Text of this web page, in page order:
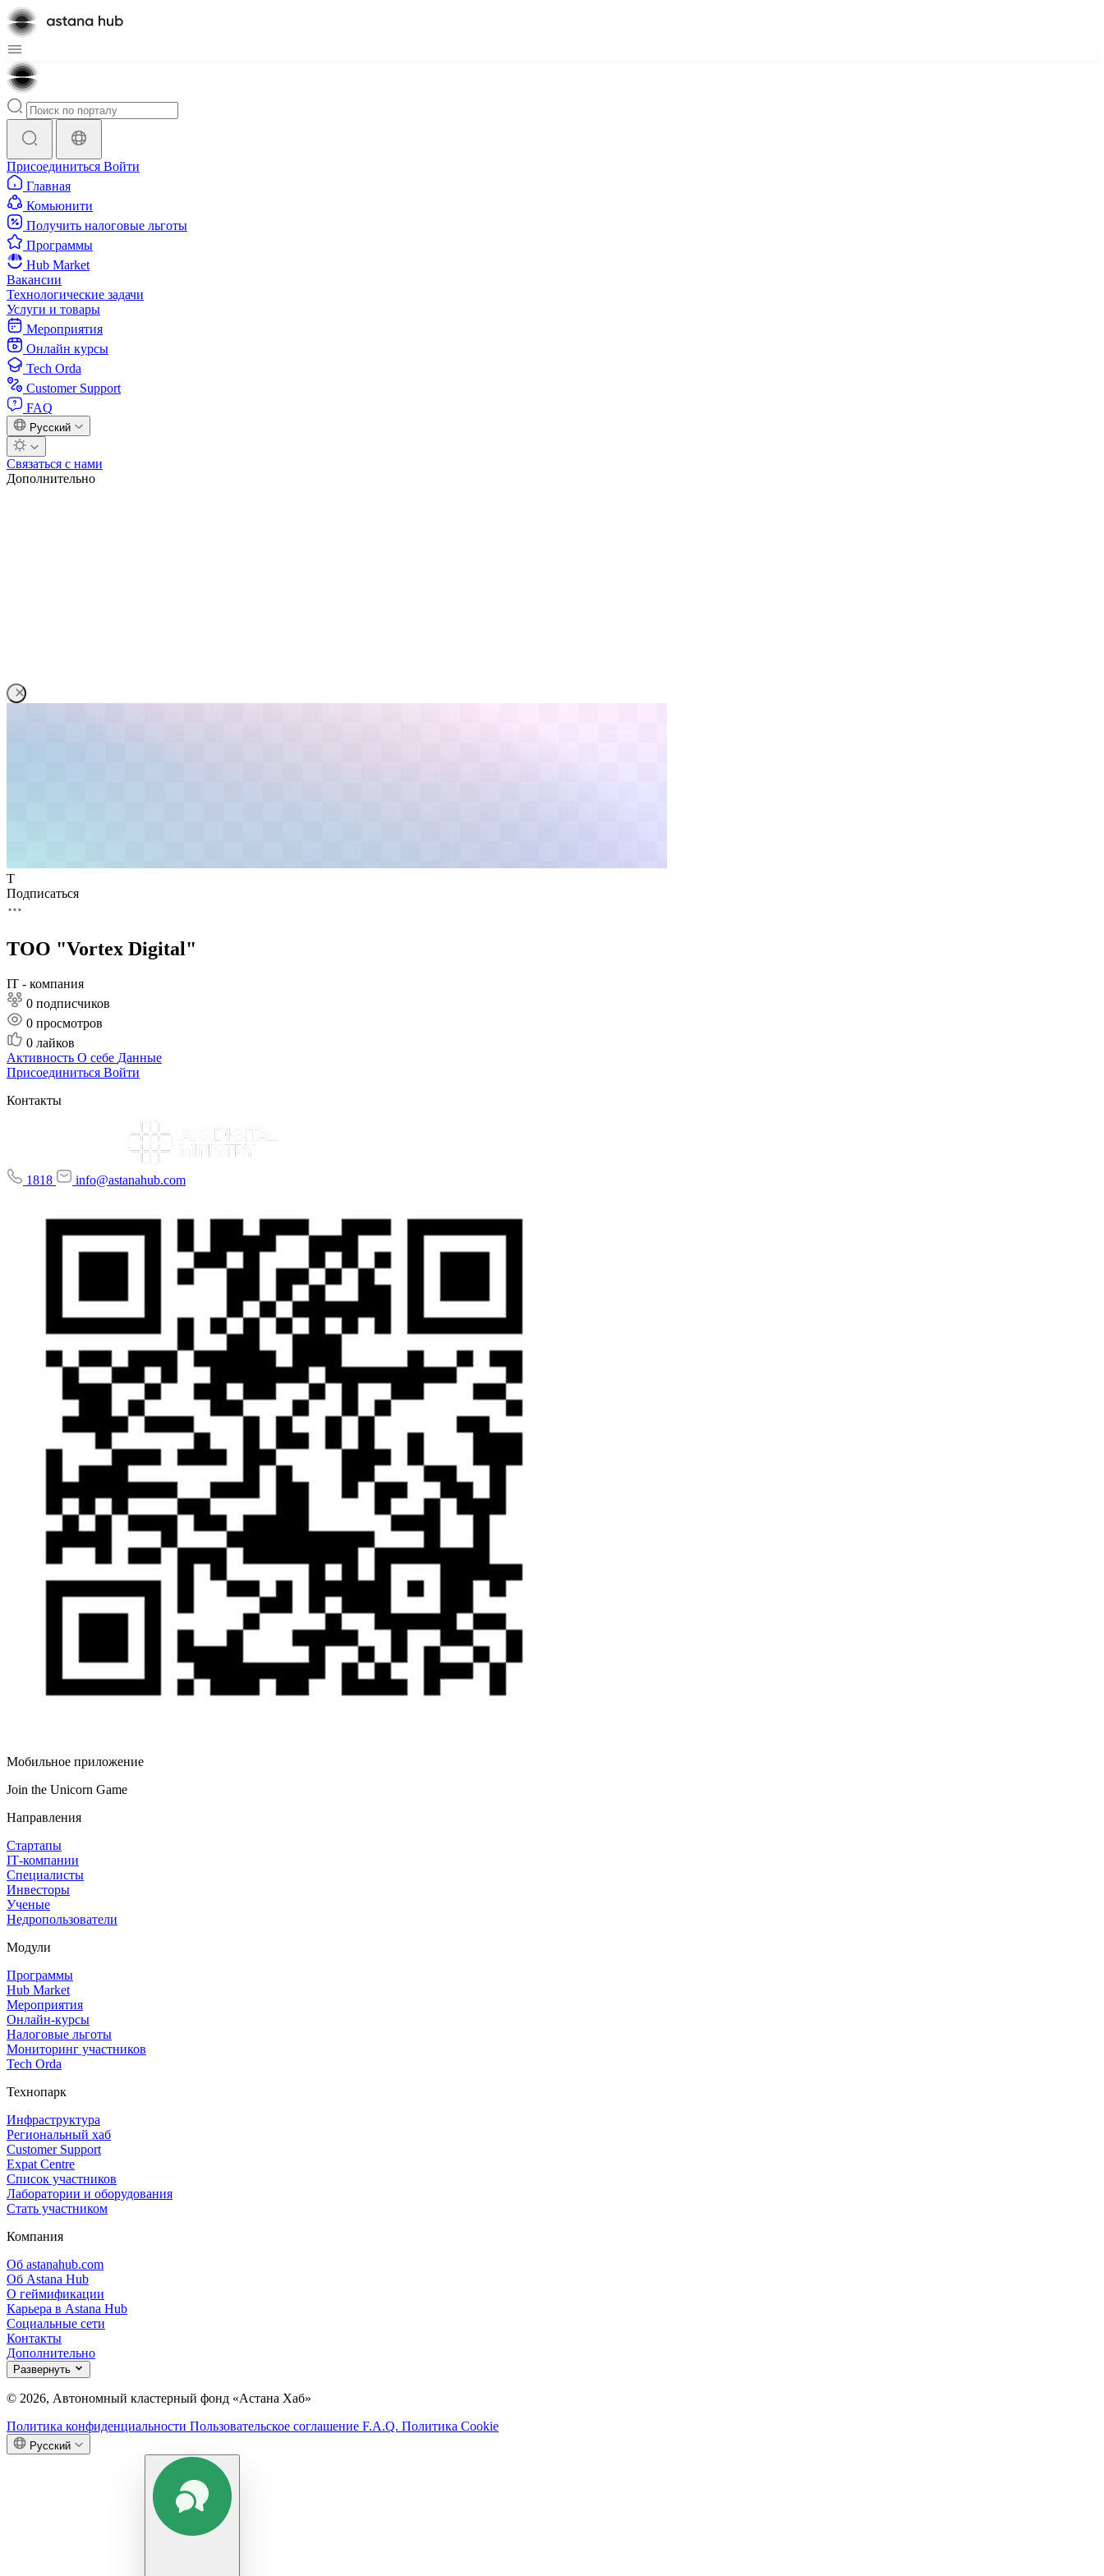
Присоединиться Войти
Главная
Комьюнити
Получить налоговые льготы
Программы
Hub Market
Вакансии
Технологические задачи
Услуги и товары
Мероприятия
Онлайн курсы
Tech Orda
Customer Support
FAQ
Русский
Связаться с нами
Дополнительно
Т
Подписаться
ТОО "Vortex Digital"
IT - компания
0 подписчиков
0 просмотров
0 лайков
Активность О себе Данные
Присоединиться Войти
Контакты
1818 info@astanahub.com
Мобильное приложение
Join the Unicorn Game
Направления
Стартапы
IT‑компании
Специалисты
Инвесторы
Ученые
Недропользователи
Модули
Программы
Hub Market
Мероприятия
Онлайн‑курсы
Налоговые льготы
Мониторинг участников
Tech Orda
Технопарк
Инфраструктура
Региональный хаб
Customer Support
Expat Centre
Список участников
Лаборатории и оборудования
Стать участником
Компания
Об astanahub.com
Об Astana Hub
О геймификации
Карьера в Astana Hub
Социальные сети
Контакты
Дополнительно
Развернуть
© 2026, Автономный кластерный фонд «Астана Хаб»
Политика конфиденциальности Пользовательское соглашение F.A.Q. Политика Cookie
Русский